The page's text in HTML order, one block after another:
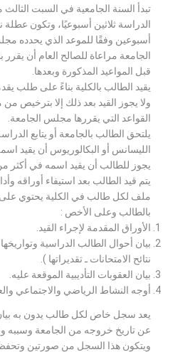
تبدأ السنة الجامعية في السبت
الدراسة ثلاثين أسبوعيًا، وتكون
أسبوعين وفقًا للموعد الذي يحدده
الجامعة مراعاة للصالح العام أن يقرر
قبل المواعيد المذكورة وبعدها.
يقيد الطالب بالكلية بناءً على طلب
ولا يجوز القيد بعد ذلك إلا بترخيص
القواعد التي يقررها مجلس الجامعة.
يلتحق الطالب بالجامعة أو يتابع
الليسانس أو البكالوريوس أن يقيد
يجوز للطالب أن يقيد اسمه في أكثر
يتم قيد الطالب بعد استيفاء أوراقه
ملف لكل طالب في الكلية يحتوي على
بالطالب وعلى الأخص :
الأوراق المقدمة لإجراء القيد.
بيان أحوال الطالب الدراسية وتواريخها
نتائح الامتحانات ـ تقديراتها ).
بيان العقوبات التأديبية الموقعة عليه.
أوجه النشاط الرياضي والاجتماعي
يعد سجل خاص لكل طالب يدون به
عن تاريخ خروجه من الجامعة وسببه
ويتكون هذا السجل من صورتين وتحفظ